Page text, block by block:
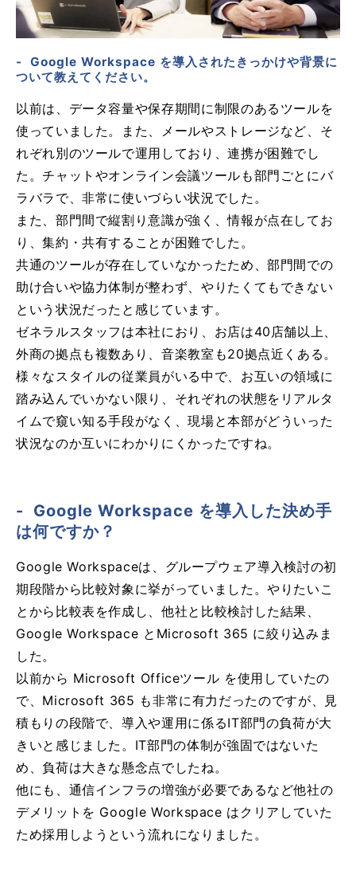
- Google Workspace を導入されたきっかけや背景に
ついて教えてください。
以前は、データ容量や保存期間に制限のあるツールを
使っていました。また、メールやストレージなど、そ
れぞれ別のツールで運用しており、連携が困難でし
た。チャットやオンライン会議ツールも部門ごとにバ
ラバラで、非常に使いづらい状況でした。
また、部門間で縦割り意識が強く、情報が点在してお
り、集約・共有することが困難でした。
共通のツールが存在していなかったため、部門間での
助け合いや協力体制が整わず、やりたくてもできない
という状況だったと感じています。
ゼネラルスタッフは本社におり、お店は40店舗以上、
外商の拠点も複数あり、音楽教室も20拠点近くある。
様々なスタイルの従業員がいる中で、お互いの領域に
踏み込んでいかない限り、それぞれの状態をリアルタ
イムで窺い知る手段がなく、現場と本部がどういった
状況なのか互いにわかりにくかったですね。
- Google Workspace を導入した決め手
は何ですか？
Google Workspaceは、グループウェア導入検討の初
期段階から比較対象に挙がっていました。やりたいこ
とから比較表を作成し、他社と比較検討した結果、
Google Workspace とMicrosoft 365 に絞り込みま
した。
以前から Microsoft Officeツール を使用していたの
で、Microsoft 365 も非常に有力だったのですが、見
積もりの段階で、導入や運用に係るIT部門の負荷が大
きいと感じました。IT部門の体制が強固ではないた
め、負荷は大きな懸念点でしたね。
他にも、通信インフラの増強が必要であるなど他社の
デメリットを Google Workspace はクリアしていた
ため採用しようという流れになりました。